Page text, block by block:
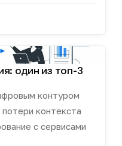
один из топ-3
контуром
контекста
с сервисами